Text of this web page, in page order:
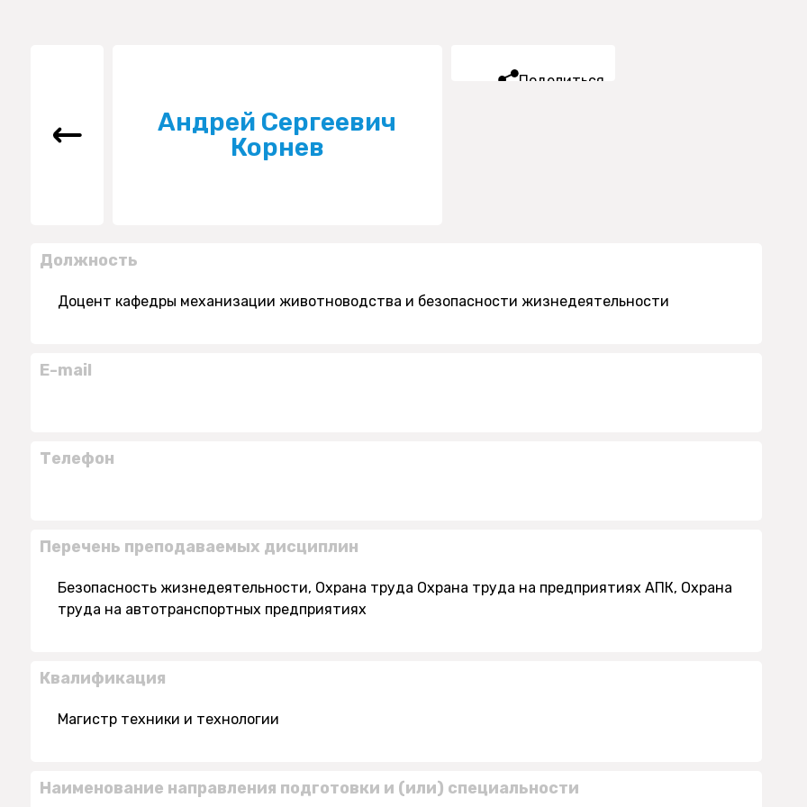
Андрей Сергеевич
Корнев
Поделиться
Должность
Доцент кафедры механизации животноводства и безопасности жизнедеятельности
E-mail
Телефон
Перечень преподаваемых дисциплин
Безопасность жизнедеятельности, Охрана труда Охрана труда на предприятиях АПК, Охрана
труда на автотранспортных предприятиях
Квалификация
Магистр техники и технологии
Наименование направления подготовки и (или) специальности